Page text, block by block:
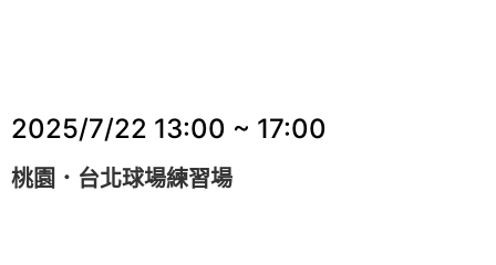
2025/7/22 13:00 ~ 17:00
桃園．台北球場練習場